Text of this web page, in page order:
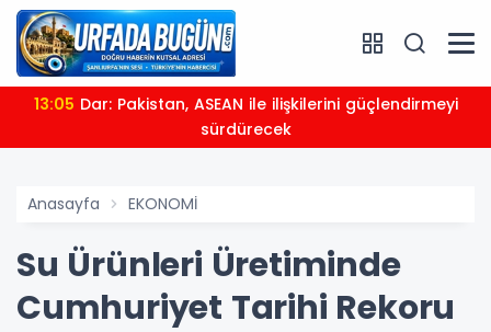
13:05
sürdürecek
Anasayfa EKONOMİ
Su Ürünleri Üretiminde
Cumhuriyet Tarihi Rekoru